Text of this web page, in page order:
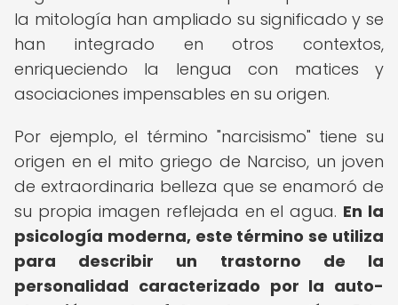
la mitología han ampliado su significado y se
han integrado en otros contextos,
enriqueciendo la lengua con matices y
asociaciones impensables en su origen.
Por ejemplo, el término "narcisismo" tiene su
origen en el mito griego de Narciso, un joven
de extraordinaria belleza que se enamoró de
su propia imagen reflejada en el agua. En la
psicología moderna, este término se utiliza
para describir un trastorno de la
personalidad caracterizado por la auto-